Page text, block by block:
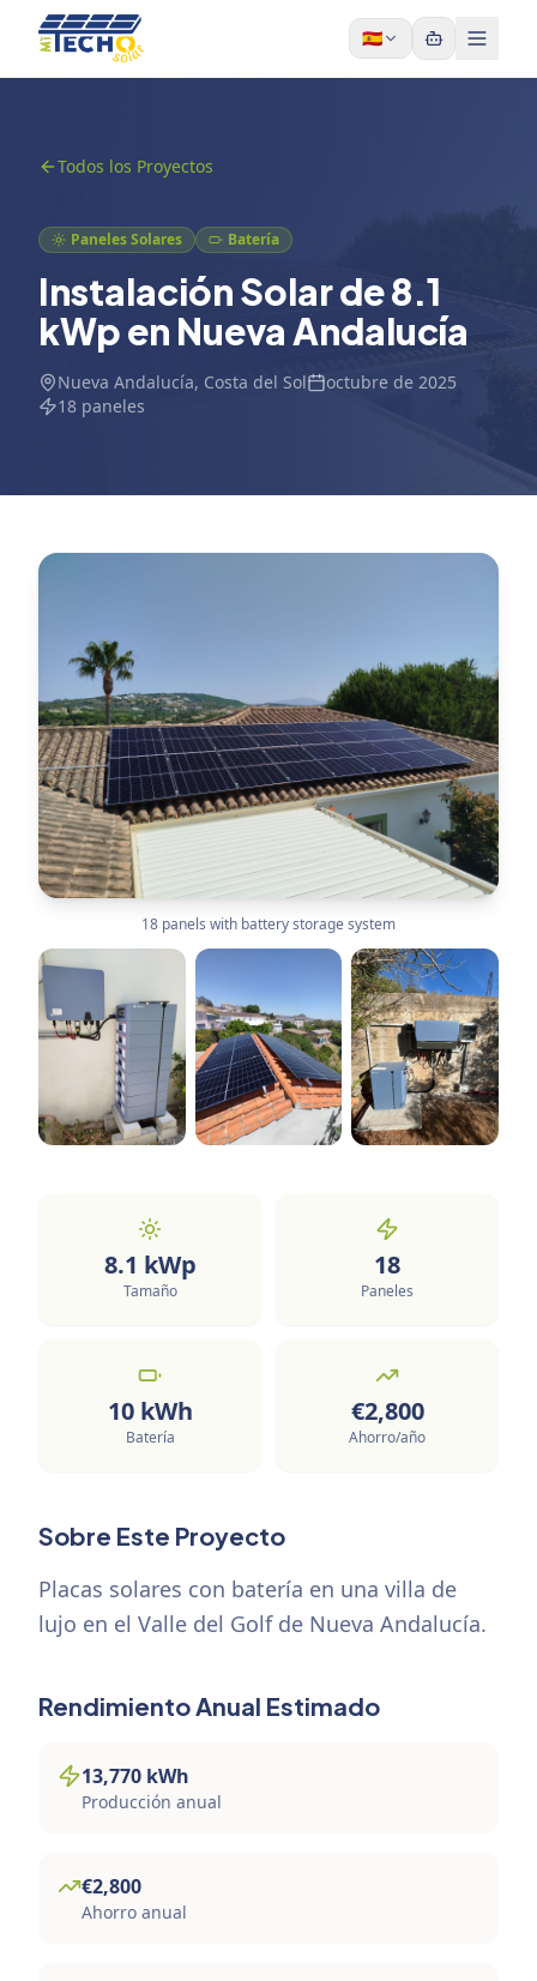
Skip to content
🇪🇸
Todos los Proyectos
Paneles Solares Batería
Instalación Solar de 8.1
kWp en Nueva Andalucía
Nueva Andalucía, Costa del Sol
octubre de 2025
18 paneles
18 panels with battery storage system
8.1 kWp
Tamaño
18
Paneles
10kWh
Batería
€2,800
Ahorro/año
Sobre Este Proyecto
Placas solares con batería en una villa de
lujo en el Valle del Golf de Nueva Andalucía.
Rendimiento Anual Estimado
13,770 kWh
Producción anual
€2,800
Ahorro anual